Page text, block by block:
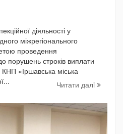
діяльності у
міжрегіонального
проведення
порушень строків виплати
КНП «Іршавська міська
Читати далi